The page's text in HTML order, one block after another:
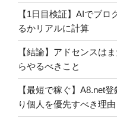
【1日目検証】AIでブ
るかリアルに計算
【結論】アドセンスは
らやるべきこと
【最短で稼ぐ】A8.net
り個人を優先すべき理由